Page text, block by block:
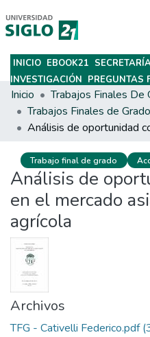
Subir
INICIO EBOOK21
INVESTIGACIÓN PREGUNTAS
Inicio
Trabajos Finales de Grado
Trabajo final de grado
Análisis de
en el mercado
agrícola
Archivos
TFG - Cativelli Federico.pdf